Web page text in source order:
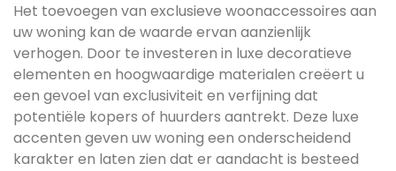
Het toevoegen van exclusieve woonaccessoires aan
uw woning kan de waarde ervan aanzienlijk
verhogen. Door te investeren in luxe decoratieve
elementen en hoogwaardige materialen creëert u
een gevoel van exclusiviteit en verfijning dat
potentiële kopers of huurders aantrekt. Deze luxe
accenten geven uw woning een onderscheidend
karakter en laten zien dat er aandacht is besteed